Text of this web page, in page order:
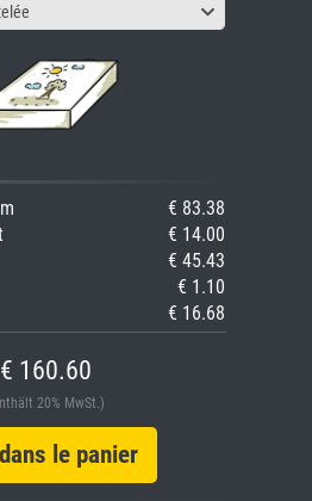
€ 83.38
€ 14.00
€ 45.43
€ 1.10
€ 16.68
€ 160.60
20% MwSt.)
le panier